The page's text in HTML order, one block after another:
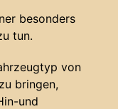
besonders
tun.
von
bringen,
und